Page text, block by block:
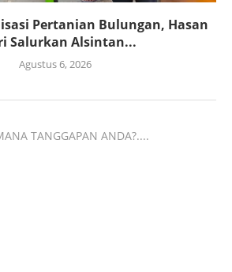
Pertanian Bulungan, Hasan
Salurkan Alsintan...
Agustus 6, 2026
TANGGAPAN ANDA?....